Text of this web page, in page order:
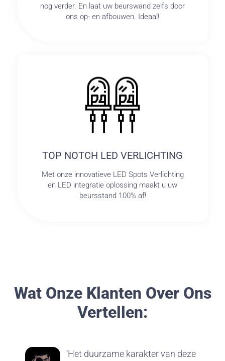
nog verder. En laat uw beurswand zelfs door
ons op- en afbouwen. Ideaal!
TOP NOTCH LED VERLICHTING
Met onze innovatieve LED Spots Verlichting
en LED integratie oplossing maakt u uw
beursstand 100% af!
Wat Onze Klanten Over Ons
Vertellen:
"Het duurzame karakter van deze